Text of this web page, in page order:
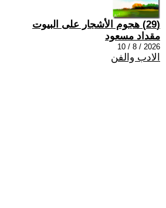
(29) هجوم الأشجار على البيوت
مقداد مسعود
2026 / 8 / 10
الادب والفن